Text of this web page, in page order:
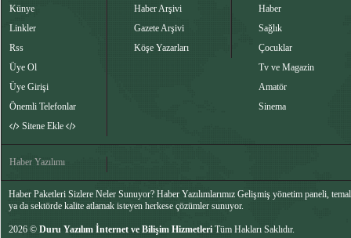
Künye
Linkler
Rss
Üye Ol
Üye Girişi
Önemli Telefonlar
Sitene Ekle
Haber Arşivi
Gazete Arşivi
Köşe Yazarları
Haber
Sağlık
Çocuklar
Tv ve Magazin
Amatör
Sinema
Haber Yazılımı
Haber Paketleri Sizlere Neler Sunuyor? Haber Yazılımlarımız Gelişmiş yönetim paneli,
ya da sektörde kalite atlamak isteyen herkese çözümler sunuyor.
2026 © Duru Yazılım İnternet ve Bilişim Hizmetleri Tüm Hakları Saklıdır.